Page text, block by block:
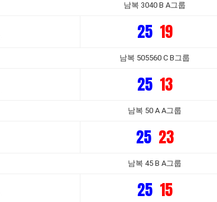
남복 3040 B A그룹
25 19
남복 505560 C B그룹
25 13
남복 50 A A그룹
25 23
남복 45 B A그룹
25 15